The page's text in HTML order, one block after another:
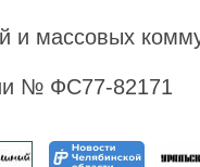
и массовых
№ ФС77-82171